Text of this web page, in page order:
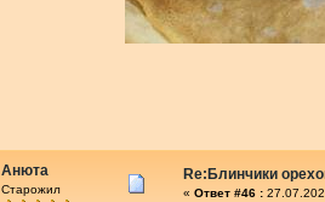
Анюта
Старожил
Re:Блинчики
« Ответ #46 :